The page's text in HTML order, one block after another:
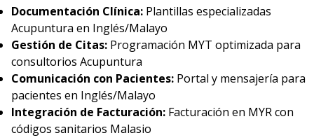
Documentación Clínica: Plantillas especializadas
Acupuntura en Inglés/Malayo
Gestión de Citas: Programación MYT optimizada para
consultorios Acupuntura
Comunicación con Pacientes: Portal y mensajería para
pacientes en Inglés/Malayo
Integración de Facturación: Facturación en MYR con
códigos sanitarios Malasio